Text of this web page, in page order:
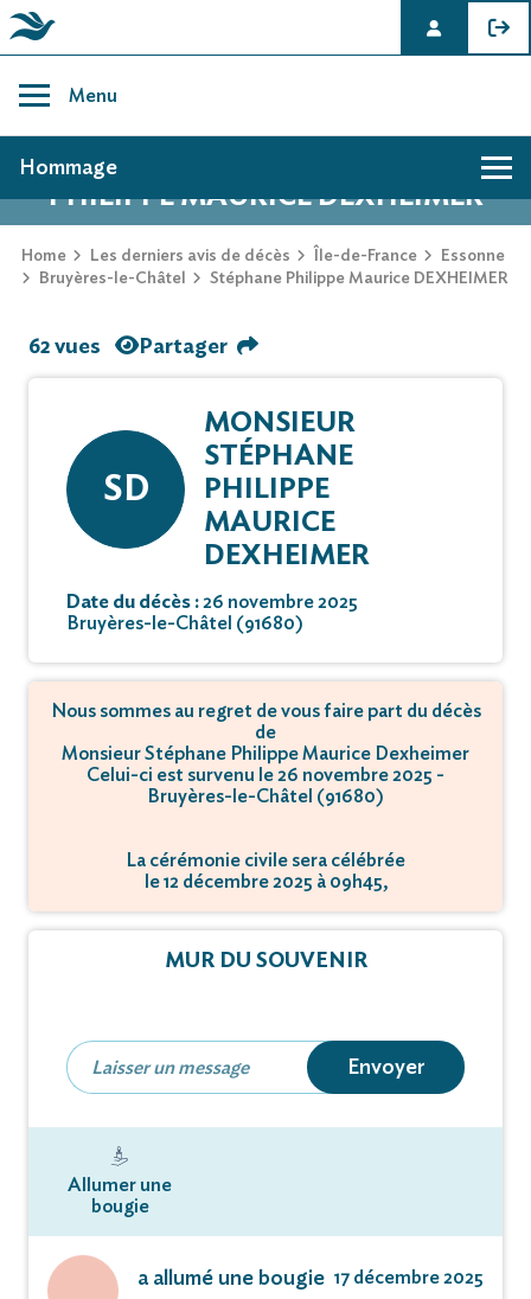
content
Menu
AVIS DE DÉCÈS DE STÉPHANE
PHILIPPE MAURICE DEXHEIMER
Home Les derniers avis de décès Île-de-France
Essonne
Bruyères-le-Châtel
Stéphane Philippe Maurice DEXHEIMER
Hommage
62 vues Partager
SD
MONSIEUR
STÉPHANE
PHILIPPE
MAURICE
DEXHEIMER
Date du décès :26 novembre 2025
Bruyères-le-Châtel (91680)
Nous sommes au regret de vous faire part du décès
de
Monsieur Stéphane Philippe Maurice Dexheimer
Celui-ci est survenu le 26 novembre 2025 -
Bruyères-le-Châtel (91680)
La cérémonie civile sera célébrée
le 12 décembre 2025 à 09h45,
le 12 décembre 2025 à 10h30,
MUR DU SOUVENIR
Envoyer
Allumer une
bougie
a allumé une bougie 17 décembre 2025